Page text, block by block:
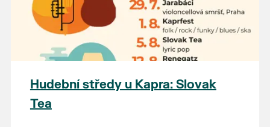
Hudební středy u Kapra: Slovak
Tea